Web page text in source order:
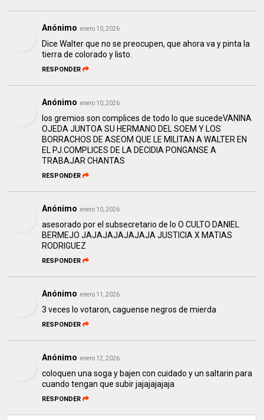
Anónimo enero 10, 2026
Dice Walter que no se preocupen, que ahora va y pinta la
tierra de colorado y listo.
RESPONDER
Anónimo enero 10, 2026
los gremios son complices de todo lo que sucedeVANINA
OJEDA JUNTOA SU HERMANO DEL SOEM Y LOS
BORRACHOS DE ASEOM QUE LE MILITAN A WALTER EN
EL PJ.COMPLICES DE LA DECIDIA PONGANSE A
TRABAJAR CHANTAS
RESPONDER
Anónimo enero 10, 2026
asesorado por el subsecretario de lo O CULTO DANIEL
BERMEJO JAJAJAJAJAJAJA JUSTICIA X MATIAS
RODRIGUEZ
RESPONDER
Anónimo enero 11, 2026
3 veces lo votaron, caguense negros de mierda
RESPONDER
Anónimo enero 12, 2026
coloquen una soga y bajen con cuidado y un saltarin para
cuando tengan que subir jajajajajaja
RESPONDER